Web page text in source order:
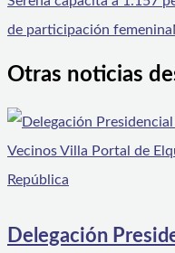
de participación femenina
Otras noticias
Delegación